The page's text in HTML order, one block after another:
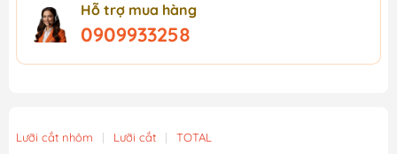
Hỗ trợ mua hàng
0909933258
Lưỡi cắt nhôm | Lưỡi cắt | TOTAL